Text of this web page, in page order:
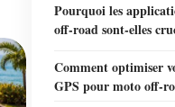
Pourquoi les
off-road sont-elles
Comment optimiser
GPS pour moto off-